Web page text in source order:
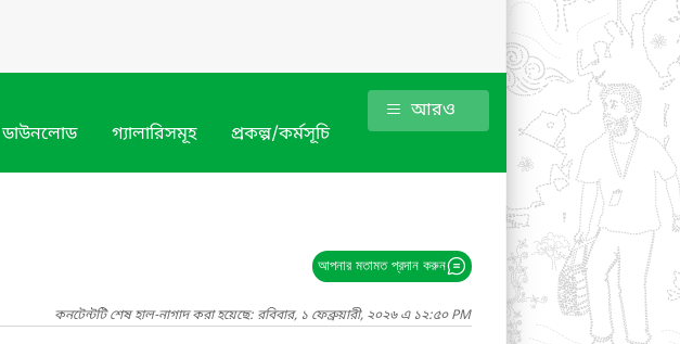
ডাউনলোড গ্যালারিসমূহ প্রকল্প/কর্মসূচি
আরও
আপনার মতামত প্রদান করুন
কনটেন্টটি শেষ হাল-নাগাদ করা হয়েছে: রবিবার, ১ ফেব্রুয়ারী, ২০২৬ এ ১২:৫০ PM